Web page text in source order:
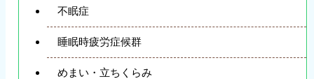
不眠症
睡眠時疲労症候群
めまい・立ちくらみ